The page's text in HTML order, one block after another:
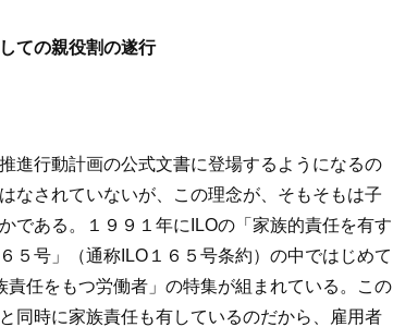
ての親役割の遂行
進行動計画の公式文書に登場するようになるの
なされていないが、この理念が、そもそもは子
である。１９９１年にILOの「家族的責任を有す
５号」（通称ILO１６５号条約）の中ではじめて
任をもつ労働者」の特集が組まれている。この
同時に家族責任も有しているのだから、雇用者